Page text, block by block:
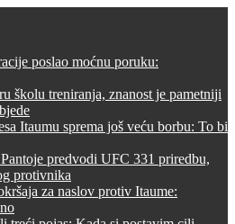
poslao moćnu poruku:
školu treniranja, znanost je pametniji
Itaumu sprema još veću borbu: To bi
predvodi UFC 331 priredbu,
protivnika
za naslov protiv Itaume: